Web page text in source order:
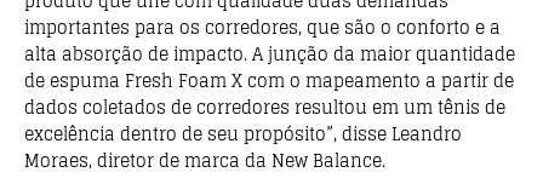
importantes para os corredores, que são o conforto e a
alta absorção de impacto. A junção da maior quantidade
de espuma Fresh Foam X com o mapeamento a partir de
dados coletados de corredores resultou em um tênis de
excelência dentro de seu propósito”, disse Leandro
Moraes, diretor de marca da New Balance.